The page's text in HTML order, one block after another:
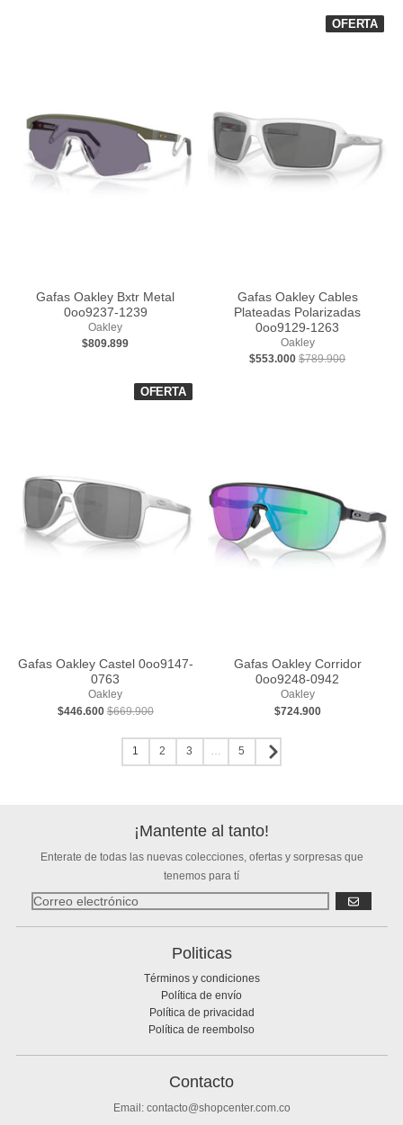
Gafas Oakley Bxtr Metal
0oo9237-1239
Oakley
$809.899
OFERTA
Gafas Oakley Cables
Plateadas Polarizadas
0oo9129-1263
Oakley
$553.000$789.900
OFERTA
Gafas Oakley Castel 0oo9147-
0763
Oakley
$446.600$669.900
Gafas Oakley Corridor
0oo9248-0942
Oakley
$724.900
1 2 3 … 5
¡Mantente al tanto!
Enterate de todas las nuevas colecciones, ofertas y sorpresas que
tenemos para tí
Politicas
Términos y condiciones
Política de envío
Política de privacidad
Política de reembolso
Contacto
Email: contacto@shopcenter.com.co